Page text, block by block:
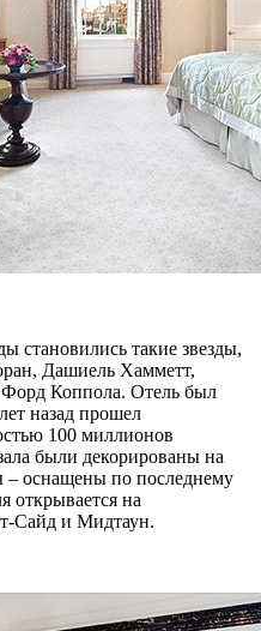
становились такие звезды,
Дашиель Хамметт,
Коппола. Отель был
назад прошел
100 миллионов
были декорированы на
– оснащены по последнему
открывается на
Сайд и Мидтаун.